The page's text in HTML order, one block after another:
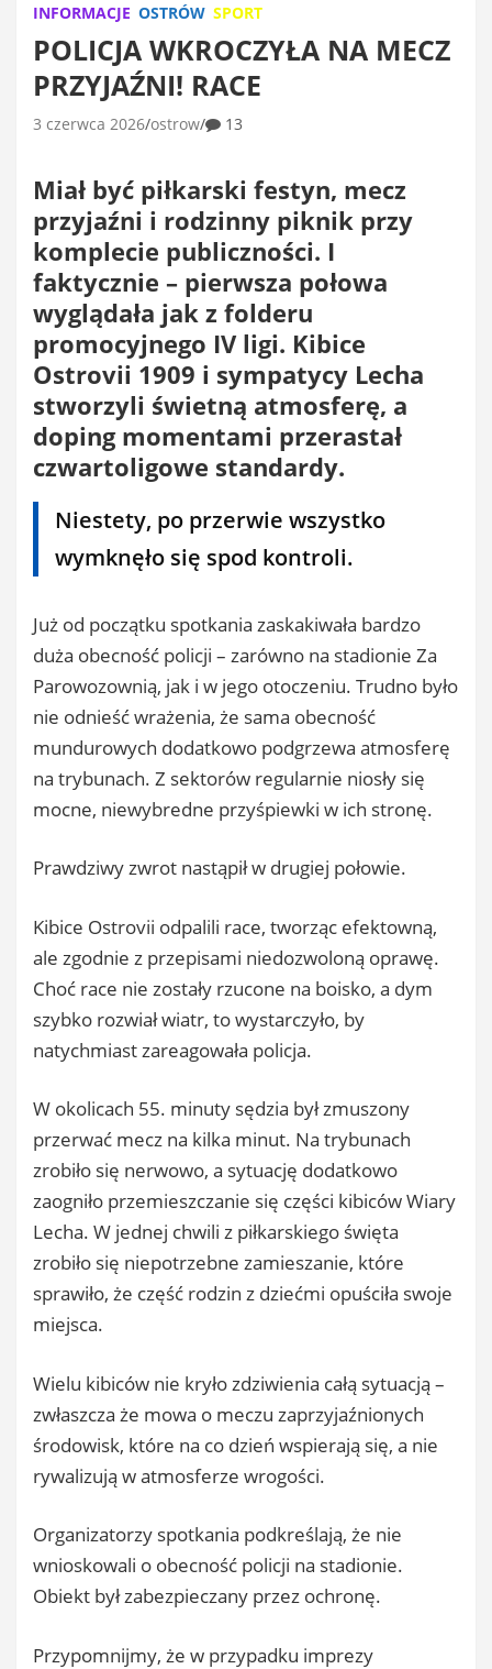
INFORMACJE OSTRÓW SPORT
POLICJA WKROCZYŁA NA MECZ
PRZYJAŹNI! RACE
3 czerwca 2026 ostrow 13
Miał być piłkarski festyn, mecz
przyjaźni i rodzinny piknik przy
komplecie publiczności. I
faktycznie – pierwsza połowa
wyglądała jak z folderu
promocyjnego IV ligi. Kibice
Ostrovii 1909 i sympatycy Lecha
stworzyli świetną atmosferę, a
doping momentami przerastał
czwartoligowe standardy.
Niestety, po przerwie wszystko
wymknęło się spod kontroli.
Już od początku spotkania zaskakiwała bardzo
duża obecność policji – zarówno na stadionie Za
Parowozownią, jak i w jego otoczeniu. Trudno było
nie odnieść wrażenia, że sama obecność
mundurowych dodatkowo podgrzewa atmosferę
na trybunach. Z sektorów regularnie niosły się
mocne, niewybredne przyśpiewki w ich stronę.
Prawdziwy zwrot nastąpił w drugiej połowie.
Kibice Ostrovii odpalili race, tworząc efektowną,
ale zgodnie z przepisami niedozwoloną oprawę.
Choć race nie zostały rzucone na boisko, a dym
szybko rozwiał wiatr, to wystarczyło, by
natychmiast zareagowała policja.
W okolicach 55. minuty sędzia był zmuszony
przerwać mecz na kilka minut. Na trybunach
zrobiło się nerwowo, a sytuację dodatkowo
zaogniło przemieszczanie się części kibiców Wiary
Lecha. W jednej chwili z piłkarskiego święta
zrobiło się niepotrzebne zamieszanie, które
sprawiło, że część rodzin z dziećmi opuściła swoje
miejsca.
Wielu kibiców nie kryło zdziwienia całą sytuacją –
zwłaszcza że mowa o meczu zaprzyjaźnionych
środowisk, które na co dzień wspierają się, a nie
rywalizują w atmosferze wrogości.
Organizatorzy spotkania podkreślają, że nie
wnioskowali o obecność policji na stadionie.
Obiekt był zabezpieczany przez ochronę.
Przypomnijmy, że w przypadku imprezy